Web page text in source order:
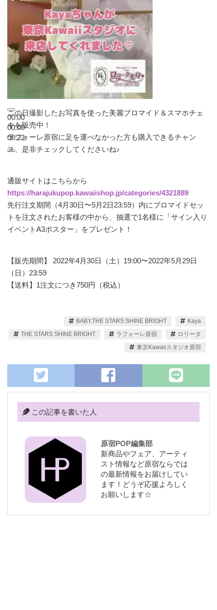
00:00
00:00
00:22
この日撮影したお写真を使った美麗ブロマイド＆スマホチェ
キを販売中！
ラフォーレ原宿に足を運べなかった方も購入できるチャン
ス、是非チェックしてくださいね♪
通販サイトはこちらから
https://harajukupop.kawaiishop.jp/categories/4321889
先行注文期間（4月30日〜5月2日23:59）内にブロマイドセッ
トを注文されたお客様の中から、抽選で1名様に「サイン入り
イベントA3ポスター」をプレゼント！
【販売期間】 2022年4月30日（土）19:00〜2022年5月29日
（日）23:59
【送料】1注文につき750円（税込）
BABY,THE STARS SHINE BRIGHT
Kaya
THE STARS SHINE BRIGHT
ラフォーレ原宿
ロリータ
東京Kawaiiスタジオ原宿
この記事を書いた人
原宿POP編集部
新商品やフェア、アーティ
スト情報など原宿ならでは
の最新情報をお届けしてい
ます！どうぞ応援よろしく
お願いします☆